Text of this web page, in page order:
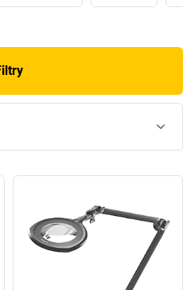
zaawansowanych technologii już
zakresie oświetlenia. Ten lider w
swoim wysokiej jakości
zdrowia, a także dostarcza
medycznej. Właściwe światło
przed wypadkami przy pracy.
oszczędzają energię i
się tą wiedzą również ze swoimi
również Państwo mogą teraz
− zachęcamy